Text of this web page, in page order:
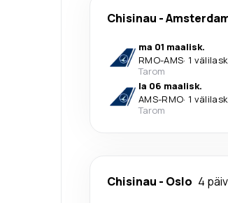
Chisinau -
ma 01 maalisk.
RMO-AMS· 1
Tarom
la 06 maalisk.
AMS-RMO· 1
Tarom
Chisinau - Oslo 4